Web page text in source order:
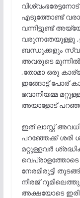
എടുത്തോണ്ട്
വന്നിട്ടുണ്ട്
വരുന്നതേയുള്ളു
ബന്ധുക്കളും
അവരുടെ മുന്നിൽ
,തോമാ ഒരു
ഇങ്ങോട്ട് പോര്
ഭവാനിയമ്മ
അയാളോട്
ഇത് ലാസ്റ്റ്
പറഞ്ഞേക്ക് ശരി
മറ്റുള്ളവർ
നേരമിരുട്ടി
നീരജ്
അക്ഷയോടെ